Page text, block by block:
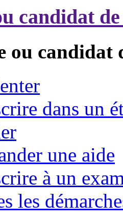
candidat
ou candidat
dans un
une aide
à un
les